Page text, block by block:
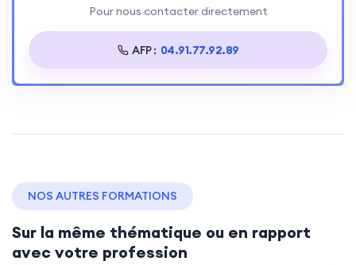
Pour nous contacter directement
AFP : 04.91.77.92.89
NOS AUTRES FORMATIONS
Sur la même thématique ou en rapport
avec votre profession